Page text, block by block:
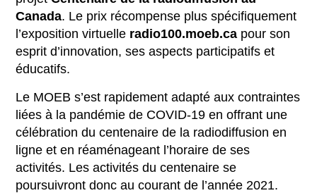
Canada. Le prix récompense plus spécifiquement
l’exposition virtuelle radio100.moeb.ca pour son
esprit d’innovation, ses aspects participatifs et
éducatifs.
Le MOEB s’est rapidement adapté aux contraintes
liées à la pandémie de COVID-19 en offrant une
célébration du centenaire de la radiodiffusion en
ligne et en réaménageant l’horaire de ses
activités. Les activités du centenaire se
poursuivront donc au courant de l’année 2021.